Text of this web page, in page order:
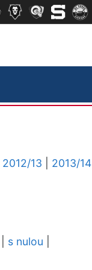
2012/13 2013/14
s nulou